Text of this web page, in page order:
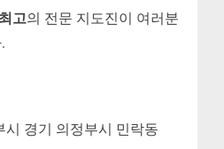
고의 전문 지도진이 여러분
시 경기 의정부시 민락동